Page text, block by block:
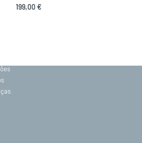
199,00€